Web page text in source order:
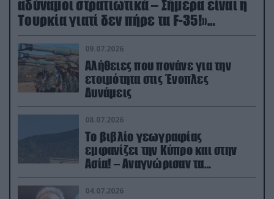
αδύναμοι στρατιωτικά – Σήμερα είναι η
Τουρκία γιατί δεν πήρε τα F-35!»
(βίντεο)
09.07.2026
Αλήθειες που πονάνε για την
ετοιμότητα στις Ένοπλες
Δυνάμεις
08.07.2026
Το βιβλίο γεωγραφίας
εμφανίζει την Κύπρο και στην
Ασία! – Αναγνώρισαν τα
κατεχόμενα; (φωτο)
04.07.2026